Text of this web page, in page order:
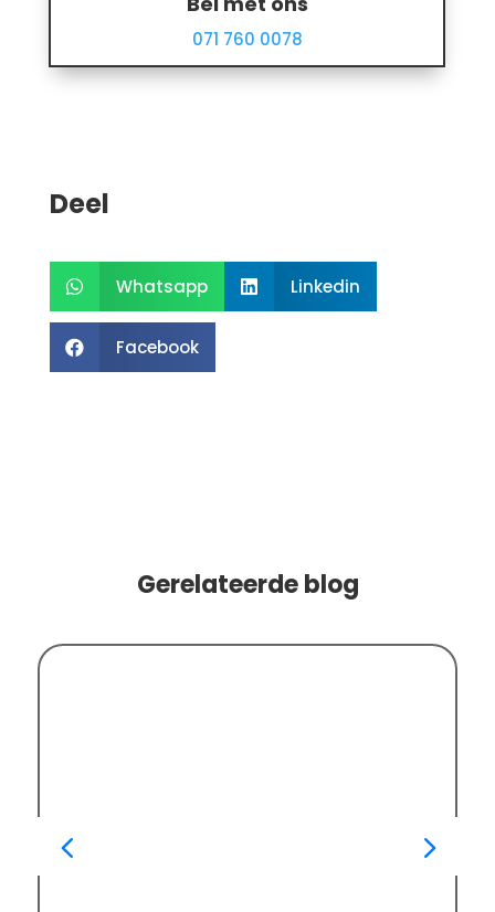
071 760 0078
Deel
 Whatsapp  Linkedin
 Facebook
Gerelateerde blog